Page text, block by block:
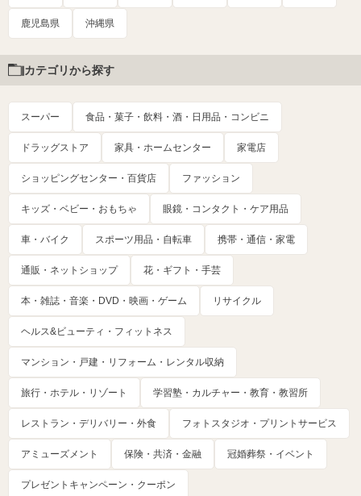
鹿児島県 沖縄県
カテゴリから探す
スーパー 食品・菓子・飲料・酒・日用品・コンビニ
ドラッグストア 家具・ホームセンター 家電店
ショッピングセンター・百貨店 ファッション
キッズ・ベビー・おもちゃ 眼鏡・コンタクト・ケア用品
車・バイク スポーツ用品・自転車 携帯・通信・家電
通販・ネットショップ 花・ギフト・手芸
本・雑誌・音楽・DVD・映画・ゲーム リサイクル
ヘルス&ビューティ・フィットネス
マンション・戸建・リフォーム・レンタル収納
旅行・ホテル・リゾート 学習塾・カルチャー・教育・教習所
レストラン・デリバリー・外食 フォトスタジオ・プリントサービス
アミューズメント 保険・共済・金融 冠婚葬祭・イベント
プレゼントキャンペーン・クーポン